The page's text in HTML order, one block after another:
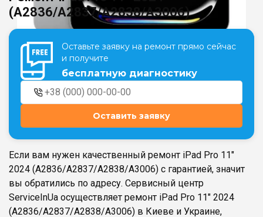
Театральная
г. Киев, ул. Крещатик 44-А г. Киев, ул. Анны Ахматовой, 30
Оболонь
г. Киев, ТЦ LAKE PLAZA, ул. Героев
полка «Азов», 12
Дворец "Украина"
г. Киев, ул. Казимира Малевича, 87
г. Киев, Комфорт Таун, ул.
Березнева, 16, корпус 3
RU UK
(A2836/A2837/A2838/A3006)
Оставьте заявку на ремонт прямо сейчас
и получите
бесплатную диагностику
Оставить заявку
Если вам нужен качественный ремонт iPad Pro 11"
2024 (A2836/A2837/A2838/A3006) с гарантией, значит
вы обратились по адресу. Сервисный центр
ServiceInUa осуществляет ремонт iPad Pro 11" 2024
(A2836/A2837/A2838/A3006) в Киеве и Украине,